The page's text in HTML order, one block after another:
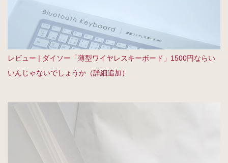
レビュー | ダイソー「薄型ワイヤレスキーボード」1500円ならい
いんじゃないでしょうか（詳細追加）